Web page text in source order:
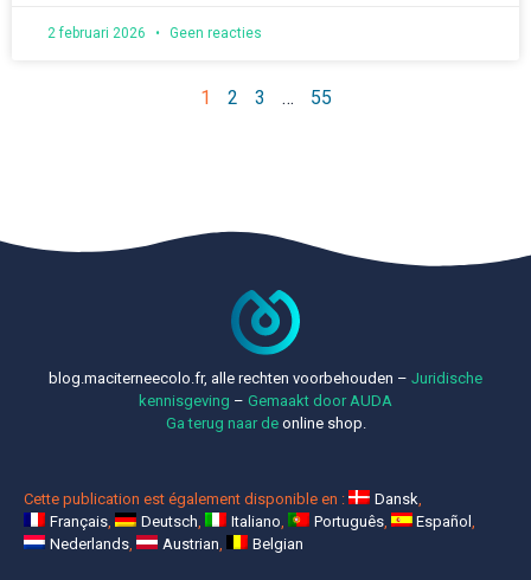
2 februari 2026 Geen reacties
1 2 3 … 55
blog.maciterneecolo.fr, alle rechten voorbehouden – Juridische
kennisgeving – Gemaakt door AUDA
Ga terug naar deonline shop.
Cette publication est également disponible en :
Dansk
Français
Deutsch Italiano Português
Español
Nederlands
Austrian Belgian